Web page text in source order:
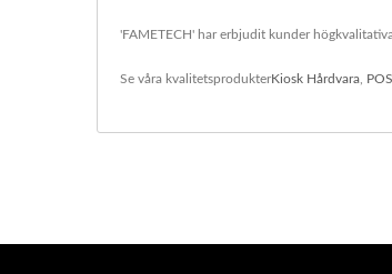
'FAMETECH' har erbjudit kunder
Se våra kvalitetsprodukterKiosk Hårdvara